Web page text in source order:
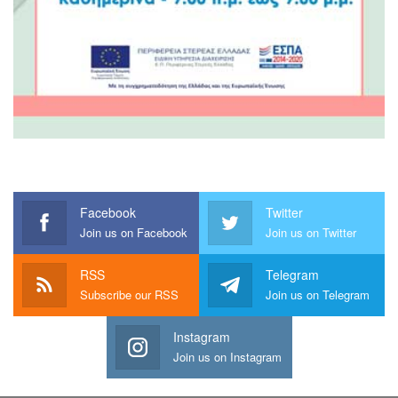
Facebook
Join us on Facebook
Twitter
Join us on Twitter
RSS
Subscribe our RSS
Telegram
Join us on Telegram
Instagram
Join us on Instagram